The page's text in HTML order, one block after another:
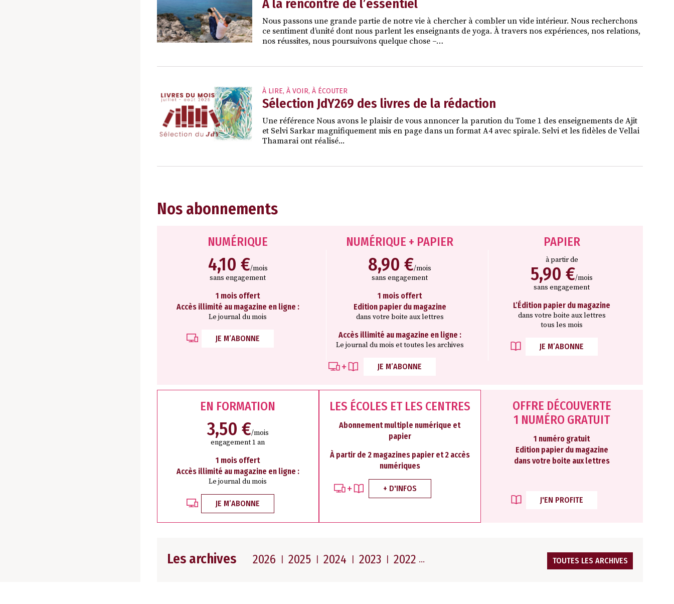
À la rencontre de l’essentiel
Nous passons une grande partie de notre vie à chercher à combler un vide intérieur. Nous recherchons
ce sentiment d’unité dont nous parlent les enseignants de yoga. À travers nos expériences, nos relations,
nos réussites, nous poursuivons quelque chose –…
À LIRE, À VOIR, À ÉCOUTER
Sélection JdY269 des livres de la rédaction
Une référence Nous avons le plaisir de vous annoncer la parution du Tome 1 des enseignements de Ajit
et Selvi Sarkar magnifiquement mis en page dans un format A4 avec spirale. Selvi et les fidèles de Vellai
Thamarai ont réalisé...
Nos abonnements
NUMÉRIQUE
4,10 €/mois
sans engagement
1 mois offert
Accès illimité au magazine en ligne :
Le journal du mois
JE M’ABONNE
NUMÉRIQUE + PAPIER
8,90 €/mois
sans engagement
1 mois offert
Edition papier du magazine
dans votre boite aux lettres
Accès illimité au magazine en ligne :
Le journal du mois et toutes les archives
JE M’ABONNE
PAPIER
à partir de
5,90 €/mois
sans engagement
L’Édition papier du magazine
dans votre boite aux lettres
tous les mois
JE M’ABONNE
EN FORMATION
3,50 €/mois
engagement 1 an
1 mois offert
Accès illimité au magazine en ligne :
Le journal du mois
JE M’ABONNE
LES ÉCOLES ET LES CENTRES
Abonnement multiple numérique et
papier
À partir de 2 magazines papier et 2 accès
numériques
+ D'INFOS
OFFRE DÉCOUVERTE
1 NUMÉRO GRATUIT
1 numéro gratuit
Edition papier du magazine
dans votre boite aux lettres
J'EN PROFITE
Les archives 2026 2025 2024 2023 2022 TOUTES LES ARCHIVES